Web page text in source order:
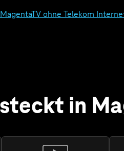
ohne Telekom
in